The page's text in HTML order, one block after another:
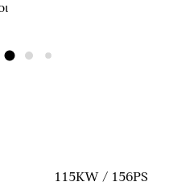
115KW / 156PS